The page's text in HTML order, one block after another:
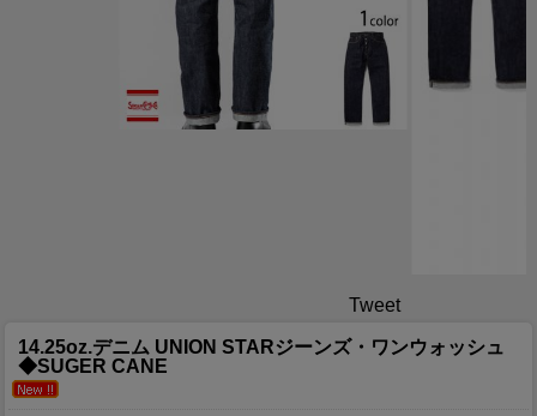
Tweet
14.25oz.デニム UNION STARジーンズ・ワンウォッシュ
◆SUGER CANE